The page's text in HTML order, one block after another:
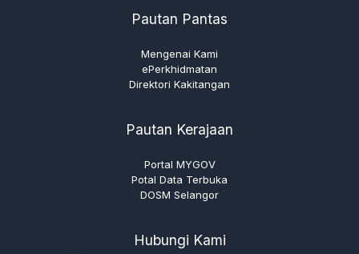
Pautan Pantas
Mengenai Kami
ePerkhidmatan
Direktori Kakitangan
Pautan Kerajaan
Portal MYGOV
Potal Data Terbuka
DOSM Selangor
Hubungi Kami